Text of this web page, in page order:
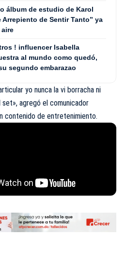
álbum de estudio de Karol
Arrepiento de Sentir Tanto” ya
! influencer Isabella
al mundo como quedó,
segundo embarazao
yo nunca la vi borracha ni
set», agregó el comunicador
contenido de entretenimiento.